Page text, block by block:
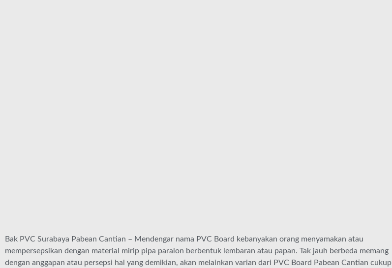
Bak PVC Surabaya Pabean Cantian – Mendengar nama PVC Board kebanyakan orang menyamakan atau
mempersepsikan dengan material mirip pipa paralon berbentuk lembaran atau papan. Tak jauh berbeda memang
dengan anggapan atau persepsi hal yang demikian, akan melainkan varian dari PVC Board Pabean Cantian cukup